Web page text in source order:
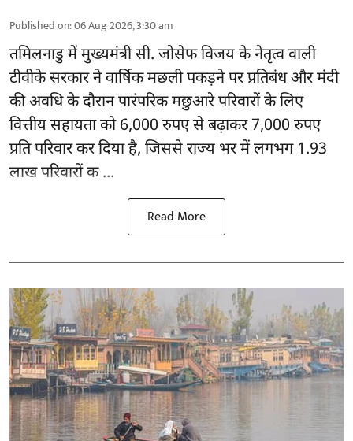
Published on:06 Aug 2026, 3:30 am
तमिलनाडुमें मुख्यमंत्री सी. जोसेफ विजय के नेतृत्व वाली
टीवीके सरकार ने वार्षिक मछली पकड़ने पर प्रतिबंध और मंदी
की अवधि के दौरान पारंपरिक मछुआरे परिवारों के लिए
वित्तीय सहायता को 6,000 रुपए से बढ़ाकर 7,000 रुपए
प्रति परिवार कर दिया है, जिससे राज्य भर में लगभग 1.93
लाख परिवारों क ...
Read More